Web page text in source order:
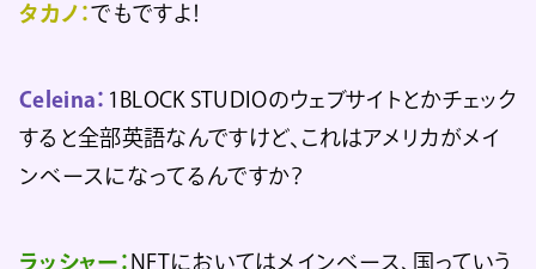
タカノ：でもですよ！
Celeina： 1BLOCK STUDIOのウェブサイトとかチェック
すると全部英語なんですけど、これはアメリカがメイ
ンベースになってるんですか？
ラッシャー： NFTにおいてはメインベース、国っていう